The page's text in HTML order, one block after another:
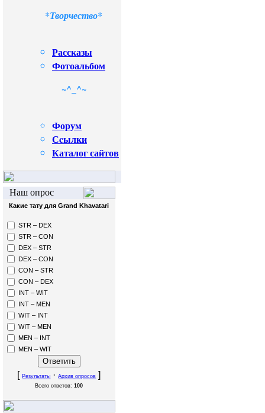
*Творчество*
Рассказы
Фотоальбом
~^_^~
Форум
Сcылки
Каталог сайтов
Наш опрос
Какие тату для Grand Khavatari
STR – DEX
STR – CON
DEX – STR
DEX – CON
CON – STR
CON – DEX
INT – WIT
INT – MEN
WIT – INT
WIT – MEN
MEN – INT
MEN – WIT
[Результаты ·Архив опросов ]
Всего ответов:100